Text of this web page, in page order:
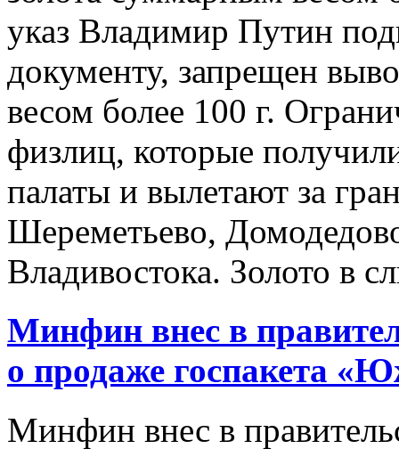
указ Владимир Путин
документу, запрещен
весом более 100 г.
физлиц, которые
палаты и вылетают за
Шереметьево,
Владивостока. Золото в
Минфин внес в
о продаже госпакета
Минфин внес в